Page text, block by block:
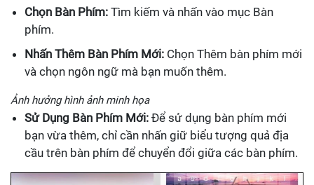
Chọn Bàn Phím: Tìm kiếm và nhấn vào mục Bàn
phím.
Nhấn Thêm Bàn Phím Mới: Chọn Thêm bàn phím mới
và chọn ngôn ngữ mà bạn muốn thêm.
Ảnh hưởng hình ảnh minh họa
Sử Dụng Bàn Phím Mới: Để sử dụng bàn phím mới
bạn vừa thêm, chỉ cần nhấn giữ biểu tượng quả địa
cầu trên bàn phím để chuyển đổi giữa các bàn phím.